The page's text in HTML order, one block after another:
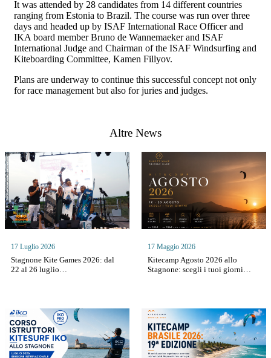
It was attended by 28 candidates from 14 different countries
ranging from Estonia to Brazil. The course was run over three
days and headed up by ISAF International Race Officer and
IKA board member Bruno de Wannemaeker and ISAF
International Judge and Chairman of the ISAF Windsurfing and
Kiteboarding Committee, Kamen Fillyov.
Plans are underway to continue this successful concept not only
for race management but also for juries and judges.
Altre News
17 Luglio 2026
Stagnone Kite Games 2026: dal
22 al 26 luglio…
17 Maggio 2026
Kitecamp Agosto 2026 allo
Stagnone: scegli i tuoi giorni…